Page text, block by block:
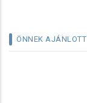
ÖNNEK AJÁNLOTT